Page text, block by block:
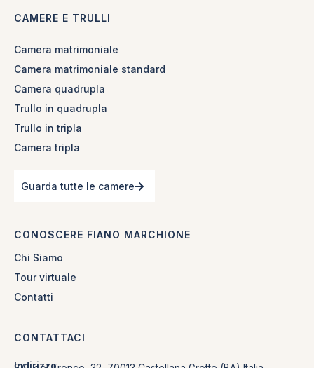
CAMERE E TRULLI
Camera matrimoniale
Camera matrimoniale standard
Camera quadrupla
Trullo in quadrupla
Trullo in tripla
Camera tripla
Guarda tutte le camere
CONOSCERE FIANO MARCHIONE
Chi Siamo
Tour virtuale
Contatti
CONTATTACI
Indirizzo